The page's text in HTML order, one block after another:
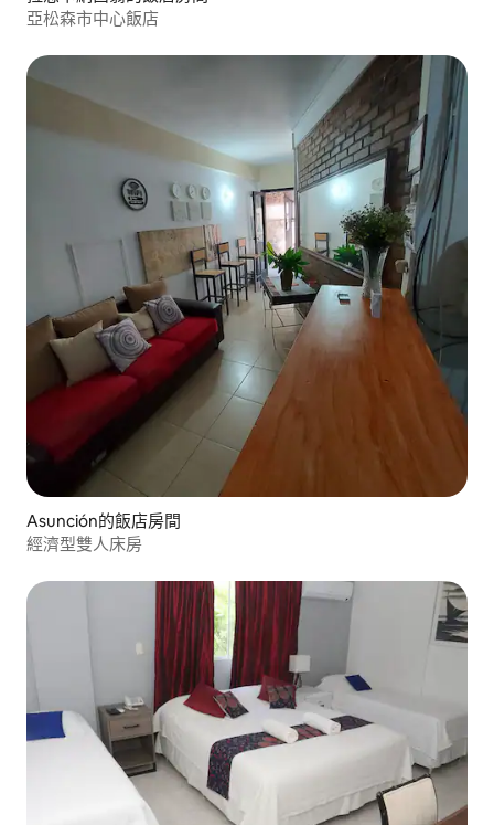
亞松森市中心飯店
Asunción的飯店房間
經濟型雙人床房